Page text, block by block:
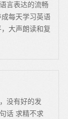
言表达的流畅
每天学习英语
大声朗读和复
没有好的发
话 求精不求